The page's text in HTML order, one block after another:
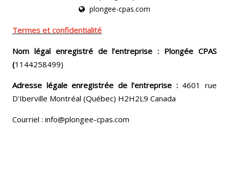
plongee-cpas.com
Termes et confidentialité
Nom légal enregistré de l’entreprise : Plongée CPAS
(1144258499)
Adresse légale enregistrée de l’entreprise :4601 rue
D'Iberville Montréal (Québec) H2H2L9 Canada
Courriel : info@plongee-cpas.com